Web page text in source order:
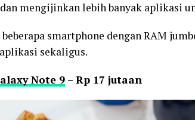
mengijinkan lebih banyak aplikasi
smartphone dengan RAM
sekaligus.
Note 9 – Rp 17 jutaan